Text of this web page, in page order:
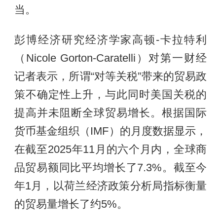
当。
彭博经济研究经济学家高顿-卡拉特利
（Nicole Gorton-Caratelli）对第一财经
记者表示，所谓“对等关税”带来的贸易政
策不确定性上升，与此同时美国关税的
提高并未阻断全球贸易增长。根据国际
货币基金组织（IMF）的月度数据显示，
在截至2025年11月的六个月内，全球商
品贸易额同比平均增长了7.3%。截至今
年1月，以荷兰经济政策分析局指标衡量
的贸易量增长了约5%。